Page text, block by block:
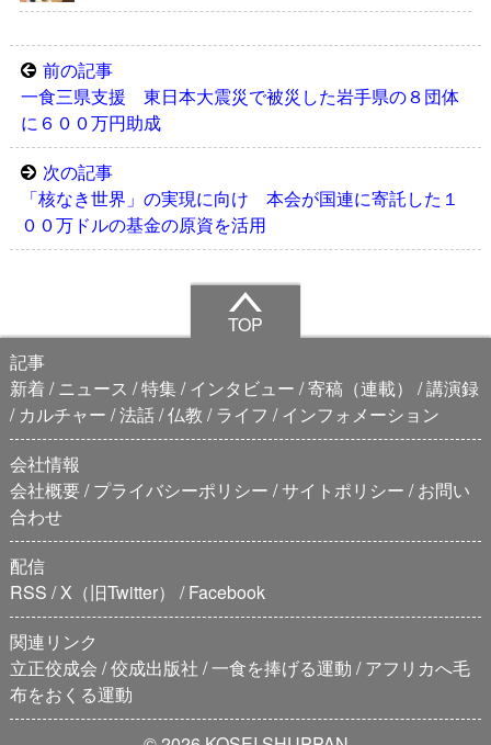
前の記事
一食三県支援 東日本大震災で被災した岩手県の８団体
に６００万円助成
次の記事
「核なき世界」の実現に向け 本会が国連に寄託した１
００万ドルの基金の原資を活用
TOP
記事
新着
ニュース 特集 インタビュー 寄稿（連載）
講演録
カルチャー 法話 仏教 ライフ
インフォメーション
会社情報
会社概要 プライバシーポリシー サイトポリシー
お問い
合わせ
配信
RSS X（旧Twitter）
Facebook
関連リンク
立正佼成会 佼成出版社 一食を捧げる運動
アフリカへ毛
布をおくる運動